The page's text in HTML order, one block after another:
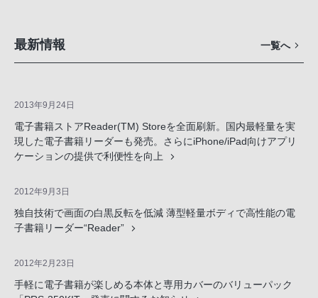
最新情報 一覧へ
2013年9月24日
電子書籍ストアReader(TM) Storeを全面刷新。国内最軽量を実
現した電子書籍リーダーも発売。さらにiPhone/iPad向けアプリ
ケーションの提供で利便性を向上
2012年9月3日
独自技術で画面の白黒反転を低減 薄型軽量ボディで高性能の電
子書籍リーダー“Reader”
2012年2月23日
手軽に電子書籍が楽しめる本体と専用カバーのバリューパック